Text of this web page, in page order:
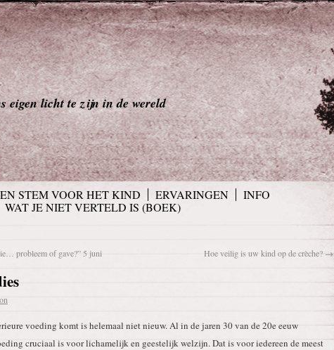
eigen licht te zijn in de wereld
STEM VOOR HET KIND ERVARINGEN
INFO
WAT JE NIET VERTELD IS (BOEK)
probleem of gave?” 5 juni Hoe veilig is uw kind op de crèche? →
voeding komt is helemaal niet nieuw. Al in de jaren 30 van de 20e eeuw
cruciaal is voor lichamelijk en geestelijk welzijn. Dat is voor iedereen de meest